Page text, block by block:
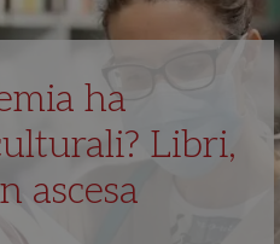
ha
Libri,
ascesa